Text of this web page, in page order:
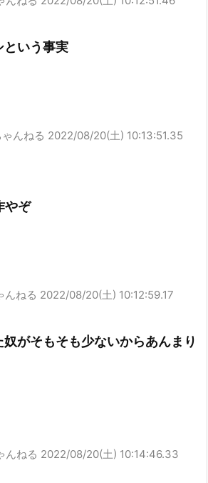
という事実
んねる 2022/08/20(土) 10:13:51.35
やぞ
んねる 2022/08/20(土) 10:12:59.17
がそもそも少ないからあんまり
んねる 2022/08/20(土) 10:14:46.33